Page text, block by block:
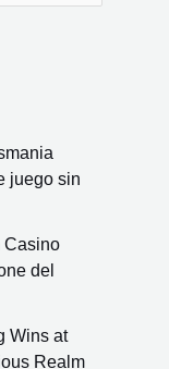
juego sin
Casino
del
Wins at
Realm